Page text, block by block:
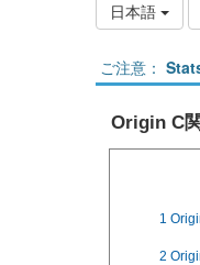
日本語
ご注意：
Origin C
1
2